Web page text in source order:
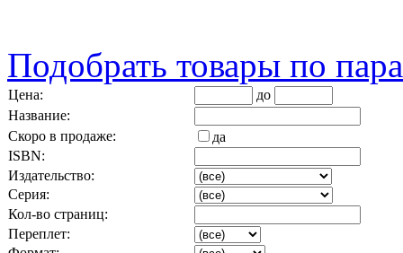
Подобрать товары по
Цена:
до
Название:
Скоро в продаже:
да
ISBN:
Издательство:
Серия:
Кол-во страниц:
Переплет: